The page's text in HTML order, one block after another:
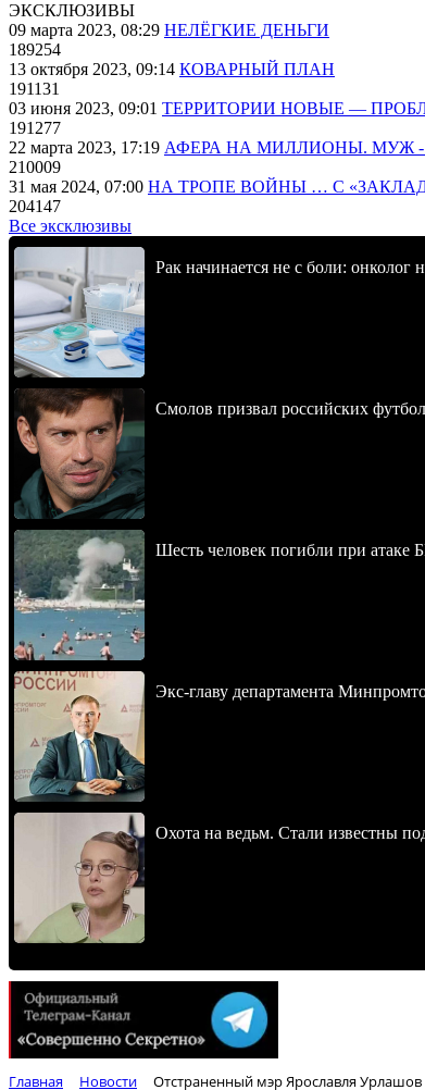
ЭКСКЛЮЗИВЫ
09 марта 2023, 08:29 НЕЛЁГКИЕ ДЕНЬГИ
189254
13 октября 2023, 09:14 КОВАРНЫЙ ПЛАН
191131
03 июня 2023, 09:01 ТЕРРИТОРИИ НОВЫЕ —
191277
22 марта 2023, 17:19 АФЕРА НА МИЛЛИОНЫ. МУЖ
210009
31 мая 2024, 07:00 НА ТРОПЕ ВОЙНЫ … С
204147
Все эксклюзивы
Рак начинается не с боли: онколог
Смолов призвал российских
Шесть человек погибли при
Экс-главу департамента
Охота на ведьм. Стали известны
Главная Новости Отстраненный мэр Ярославля Урлашов